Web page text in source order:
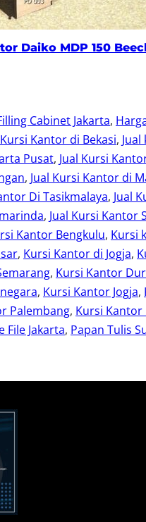
Daiko MDP 150
Cabinet Jakarta,
Kursi Kantor di Bekasi,
Pusat, Jual Kursi
, Jual Kursi Kantor di
Di Tasikmalaya, Jual
, Jual Kursi Kantor
Kantor Bengkulu, Kursi
, Kursi Kantor di Jogja,
, Kursi Kantor
, Kursi Kantor Jogja,
Palembang, Kursi Kantor
File Jakarta, Papan Tulis